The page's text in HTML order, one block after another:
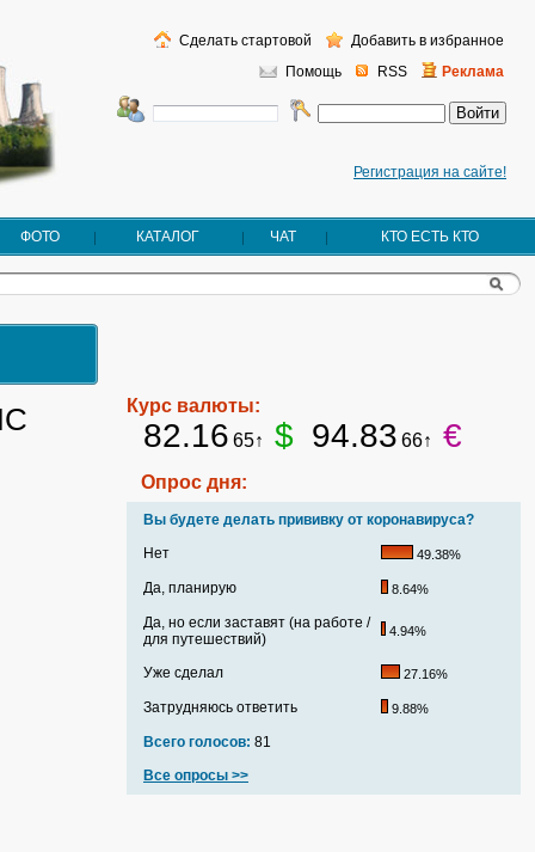
Регистрация на сайте!
Помощь RSS Реклама
Сделать стартовой Добавить в избранное
ФОТО КАТАЛОГ ЧАТ КТО ЕСТЬ КТО
Курс валюты:
82.16 65↑ $ 94.83 66↑ €
Опрос дня:
Вы будете делать прививку от коронавируса?
Нет
49.38%
Да, планирую 8.64%
Да, но если заставят (на работе /
для путешествий)
4.94%
Уже сделал 27.16%
Затрудняюсь ответить 9.88%
Всего голосов: 81
Все опросы >>